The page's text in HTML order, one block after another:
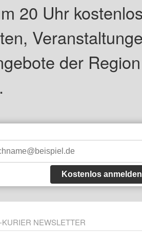
20 Uhr
der
Kostenlos anmelden
NEWSLETTER